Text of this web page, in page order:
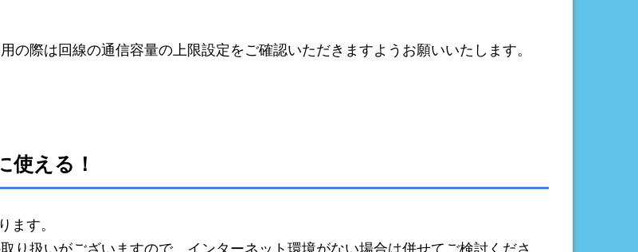
の際は回線の通信容量の上限設定をご確認いただきますようお願いいたします。
使える！
ます。
り扱いがございますので、インターネット環境がない場合は併せてご検討くださ